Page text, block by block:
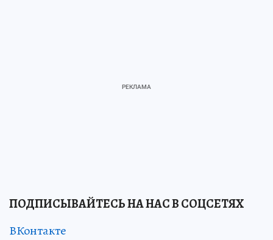
ПОДПИСЫВАЙТЕСЬ НА НАС В СОЦСЕТЯХ
ВКонтакте